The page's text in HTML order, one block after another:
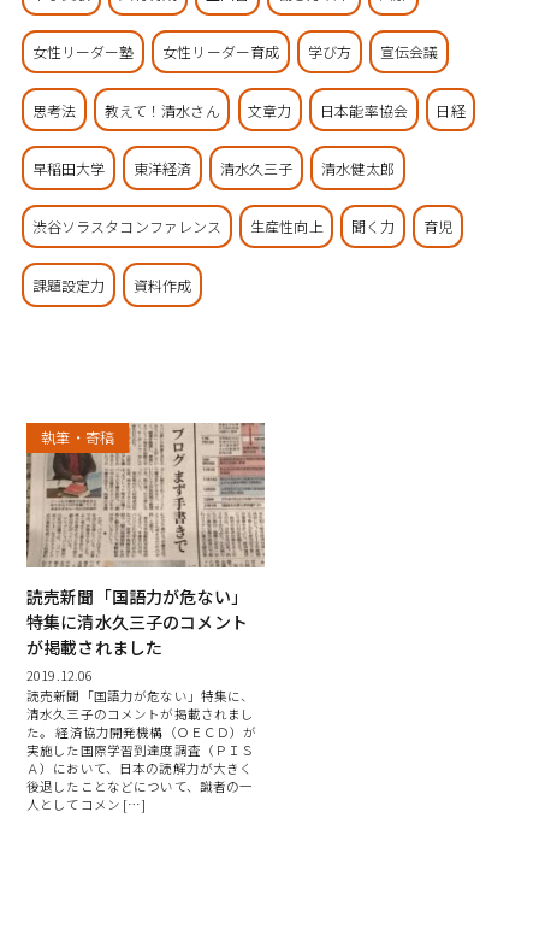
女性リーダー塾 女性リーダー育成 学び方 宣伝会議
思考法 教えて！清水さん 文章力 日本能率協会 日経
早稲田大学 東洋経済 清水久三子 清水健太郎
渋谷ソラスタコンファレンス 生産性向上 聞く力 育児
課題設定力 資料作成
執筆・寄稿
読売新聞「国語力が危ない」
特集に清水久三子のコメント
が掲載されました
2019.12.06
読売新聞「国語力が危ない」特集に、
清水久三子のコメントが掲載されまし
た。 経済協力開発機構（ＯＥＣＤ）が
実施した国際学習到達度調査（ＰＩＳ
Ａ）において、日本の読解力が大きく
後退したことなどについて、識者の一
人としてコメン […]